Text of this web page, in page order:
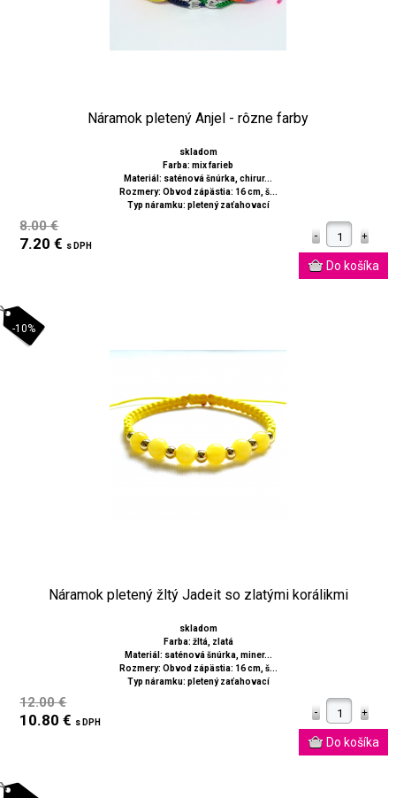
Náramok pletený Anjel - rôzne farby
skladom
Farba: mix farieb
Materiál: saténová šnúrka, chirur...
Rozmery: Obvod zápästia: 16 cm, š...
Typ náramku: pletený zaťahovací
8.00 €
7.20 € s DPH
-10%
Náramok pletený žltý Jadeit so zlatými korálikmi
skladom
Farba: žltá, zlatá
Materiál: saténová šnúrka, miner...
Rozmery: Obvod zápästia: 16 cm, š...
Typ náramku: pletený zaťahovací
12.00 €
10.80 € s DPH